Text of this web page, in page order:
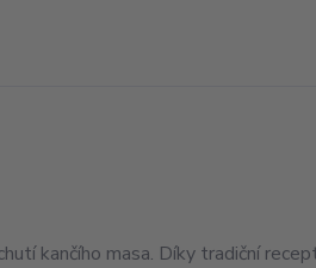
kančího masa. Díky tradiční